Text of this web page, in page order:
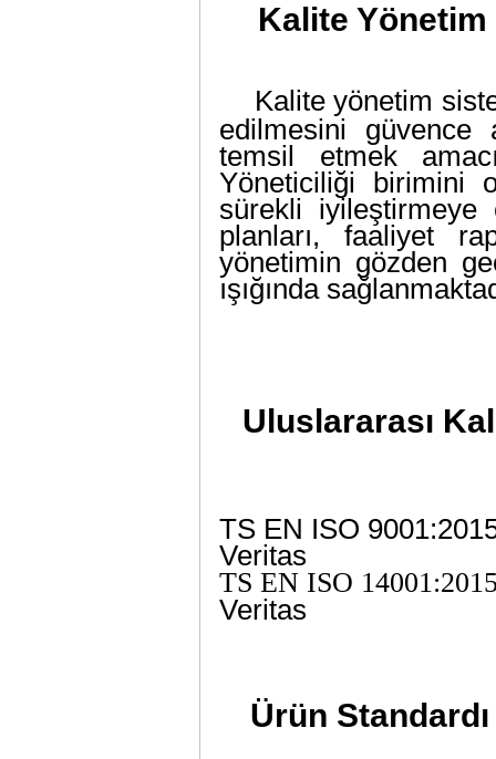
Kalite
Kalite yönetim
edilmesini güvence
temsil etmek
Yöneticiliği birimini
sürekli iyileştirmeye
planları, faaliyet
yönetimin gözden
ışığında
Uluslararası
TS EN ISO
Veritas
TS EN ISO
Veritas
Ürün